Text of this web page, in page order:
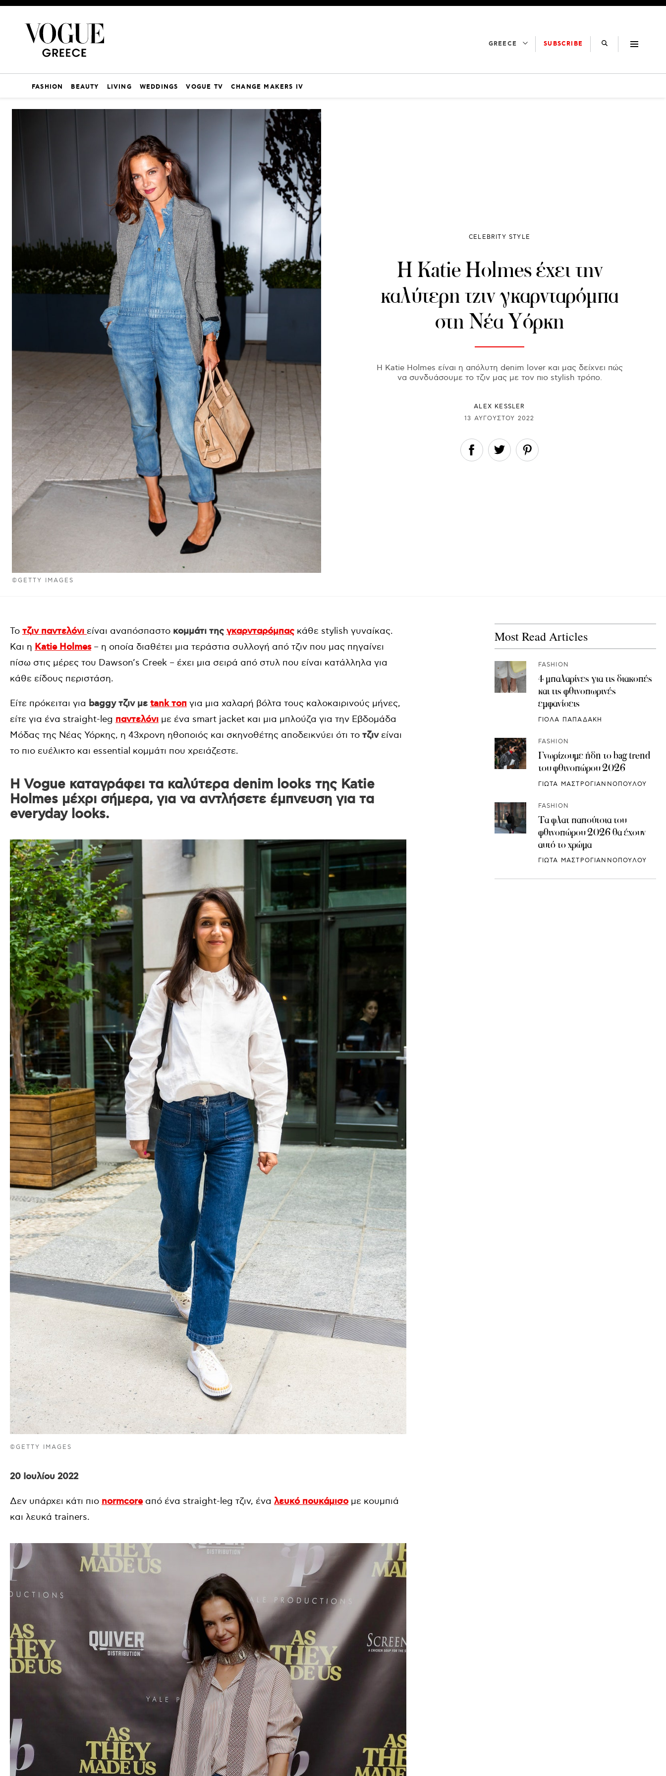
GREECE SUBSCRIBE
FASHION BEAUTY LIVING WEDDINGS VOGUE TV CHANGE MAKERS IV
©GETTY IMAGES
CELEBRITY STYLE
Η Katie Holmes έχει την
καλύτερη τζιν γκαρνταρόμπα
στη Νέα Υόρκη
Η Katie Holmes είναι η απόλυτη denim lover και μας δείχνει πώς
να συνδυάσουμε το τζιν μας με τον πιο stylish τρόπο.
ALEX KESSLER
13 ΑΥΓΟΎΣΤΟΥ 2022
Το τζιν παντελόνι είναι αναπόσπαστο κομμάτι της γκαρνταρόμπας κάθε stylish γυναίκας.
Και η Katie Holmes– η οποία διαθέτει μια τεράστια συλλογή από τζιν που μας πηγαίνει
πίσω στις μέρες του Dawson’s Creek – έχει μια σειρά από στυλ που είναι κατάλληλα για
κάθε είδους περιστάση.
Είτε πρόκειται για baggy τζιν με tank τοπ για μια χαλαρή βόλτα τους καλοκαιρινούς μήνες,
είτε για ένα straight-leg παντελόνι με ένα smart jacket και μια μπλούζα για την Εβδομάδα
Μόδας της Νέας Υόρκης, η 43χρονη ηθοποιός και σκηνοθέτης αποδεικνύει ότι το τζινείναι
το πιο ευέλικτο και essential κομμάτι που χρειάζεστε.
Η Vogue καταγράφει τα καλύτερα denim looks της Katie
Holmes μέχρι σήμερα, για να αντλήσετε έμπνευση για τα
everyday looks.
©GETTY IMAGES
20 Ιουλίου 2022
Δεν υπάρχει κάτι πιο normcoreαπό ένα straight-leg τζιν, ένα λευκό πουκάμισομε κουμπιά
και λευκά trainers.
Most Read Articles
FASHION
4 μπαλαρίνες για τις διακοπές
και τις φθινοπωρινές
εμφανίσεις
ΓΙΟΛΑ ΠΑΠΑΔΑΚΗ
FASHION
Γνωρίζουμε ήδη το bag trend
του φθινοπώρου 2026
ΓΙΩΤΑ ΜΑΣΤΡΟΓΙΑΝΝΟΠΟΥΛΟΥ
FASHION
Τα φλατ παπούτσια του
φθινοπώρου 2026 θα έχουν
αυτό το χρώμα
ΓΙΩΤΑ ΜΑΣΤΡΟΓΙΑΝΝΟΠΟΥΛΟΥ